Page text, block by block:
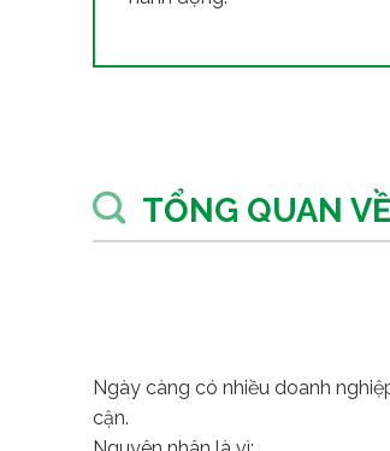
TỔNG QUAN
Ngày càng có nhiều doanh
cận.